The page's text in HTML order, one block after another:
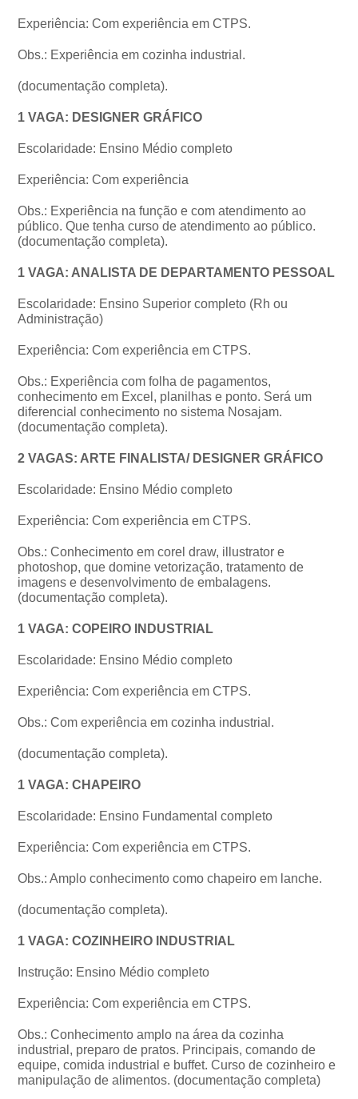
Experiência: Com experiência em CTPS.
Obs.: Experiência em cozinha industrial.
(documentação completa).
1 VAGA: DESIGNER GRÁFICO
Escolaridade: Ensino Médio completo
Experiência: Com experiência
Obs.: Experiência na função e com atendimento ao
público. Que tenha curso de atendimento ao público.
(documentação completa).
1 VAGA: ANALISTA DE DEPARTAMENTO PESSOAL
Escolaridade: Ensino Superior completo (Rh ou
Administração)
Experiência: Com experiência em CTPS.
Obs.: Experiência com folha de pagamentos,
conhecimento em Excel, planilhas e ponto. Será um
diferencial conhecimento no sistema Nosajam.
(documentação completa).
2 VAGAS: ARTE FINALISTA/ DESIGNER GRÁFICO
Escolaridade: Ensino Médio completo
Experiência: Com experiência em CTPS.
Obs.: Conhecimento em corel draw, illustrator e
photoshop, que domine vetorização, tratamento de
imagens e desenvolvimento de embalagens.
(documentação completa).
1 VAGA: COPEIRO INDUSTRIAL
Escolaridade: Ensino Médio completo
Experiência: Com experiência em CTPS.
Obs.: Com experiência em cozinha industrial.
(documentação completa).
1 VAGA: CHAPEIRO
Escolaridade: Ensino Fundamental completo
Experiência: Com experiência em CTPS.
Obs.: Amplo conhecimento como chapeiro em lanche.
(documentação completa).
1 VAGA: COZINHEIRO INDUSTRIAL
Instrução: Ensino Médio completo
Experiência: Com experiência em CTPS.
Obs.: Conhecimento amplo na área da cozinha
industrial, preparo de pratos. Principais, comando de
equipe, comida industrial e buffet. Curso de cozinheiro e
manipulação de alimentos. (documentação completa)